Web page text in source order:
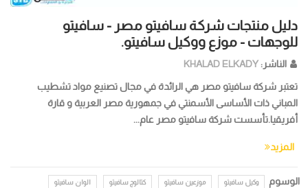
دليل منتجات شركة سافيتو مصر - سافيتو
للوجهات - موزع ووكيل سافيتو.
الناشر: KHALAD ELKADY
تعتبر شركة سافيتو مصر هي الرائدة في مجال تصنيع مواد تشطيب
المباني ذات الأساسى الأسمنتي في جمهورية مصر العربية و قارة
أفريقيا.تأسست شركة سافيتو مصر عام...
المزيد
الوسوم وكيل سافيتو موزعين سافيتو كتالوج سافيتو
الوان سافيتو